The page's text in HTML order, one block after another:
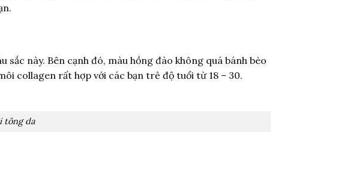
này. Bên cạnh đó, màu hồng đào không quá bánh bèo
collagen rất hợp với các bạn trẻ độ tuổi từ 18 – 30.
tông da